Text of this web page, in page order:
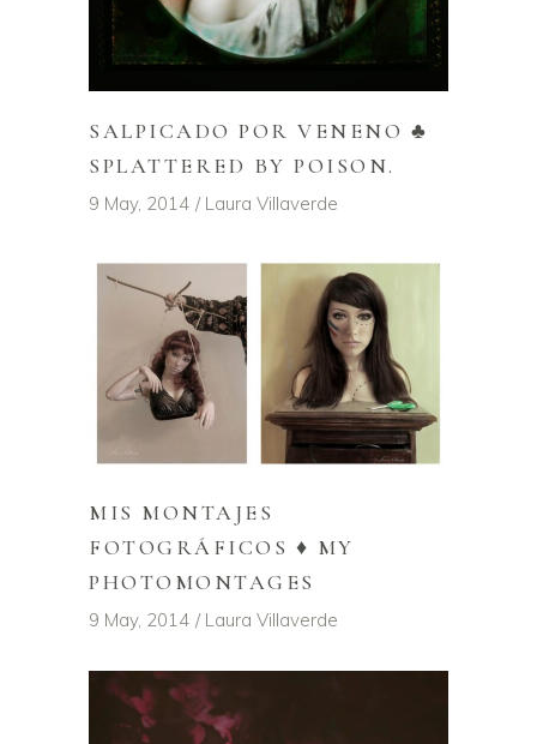
SALPICADO POR VENENO ♣
SPLATTERED BY POISON.
9 May, 2014 Laura Villaverde
MIS MONTAJES
FOTOGRÁFICOS ♦ MY
PHOTOMONTAGES
9 May, 2014 Laura Villaverde